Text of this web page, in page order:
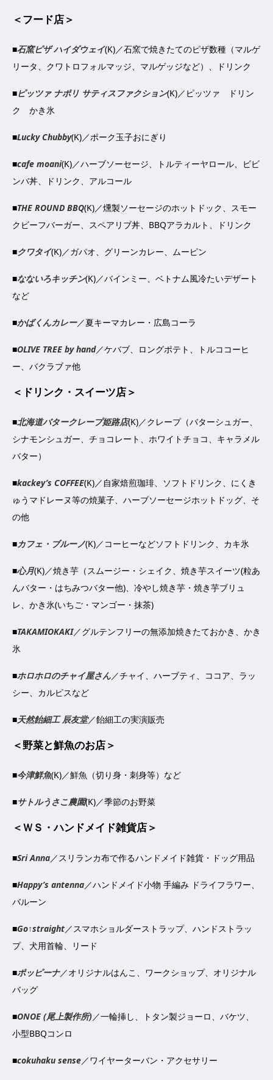
＜フード店＞
■石窯ピザ ハイダウェイ(K)／石窯で焼きたてのピザ数種（マルゲ
リータ、クワトロフォルマッジ、マルゲッジなど）、ドリンク
■ピッツァ ナポリ サティスファクション(K)／ピッツァ ドリン
ク かき氷
■Lucky Chubby(K)／ポーク玉子おにぎり
■cafe moani(K)／ハーブソーセージ、トルティーヤロール、ビビ
ンバ丼、ドリンク、アルコール
■THE ROUND BBQ(K)／燻製ソーセージのホットドック、スモー
クビーフバーガー、スペアリブ丼、BBQアラカルト、ドリンク
■クワタイ(K)／ガパオ、グリーンカレー、ムーピン
■なないろキッチン(K)／バインミー、ベトナム風冷たいデザート
など
■かばくんカレー／夏キーマカレー・広島コーラ
■OLIVE TREE by hand／ケバブ、ロングポテト、トルココーヒ
ー、バクラブァ他
＜ドリンク・スイーツ店＞
■北海道バタークレープ姫路店(K)／クレープ（バターシュガー、
シナモンシュガー、チョコレート、ホワイトチョコ、キャラメル
バター）
■kackey’s COFFEE(K)／自家焙煎珈琲、ソフトドリンク、にくき
ゅうマドレーヌ等の焼菓子、ハーブソーセージホットドッグ、そ
の他
■カフェ・ブルーノ(K)／コーヒーなどソフトドリンク、カキ氷
■心月(K)／焼き芋（スムージー・シェイク、焼き芋スイーツ(粒あ
んバター・はちみつバター他)、冷やし焼き芋・焼き芋ブリュ
レ、かき氷(いちご・マンゴー・抹茶)
■TAKAMIOKAKI／グルテンフリーの無添加焼きたておかき、かき
氷
■ホロホロのチャイ屋さん／チャイ、ハーブティ、ココア、ラッ
シー、カルピスなど
■天然飴細工 辰友堂／飴細工の実演販売
＜野菜と鮮魚のお店＞
■今津鮮魚(K)／鮮魚（切り身・刺身等）など
■サトルうさこ農園(K)／季節のお野菜
＜ＷＳ・ハンドメイド雑貨店＞
■Sri Anna／スリランカ布で作るハンドメイド雑貨・ドッグ用品
■Happy’s antenna／ハンドメイド小物 手編み ドライフラワー、
バルーン
■Go↑straight／スマホショルダーストラップ、ハンドストラッ
プ、犬用首輪、リード
■ポッピーナ／オリジナルはんこ、ワークショップ、オリジナル
バッグ
■ONOE (尾上製作所)／一輪挿し、トタン製ジョーロ、バケツ、
小型BBQコンロ
■cokuhaku sense／ワイヤーターバン・アクセサリー